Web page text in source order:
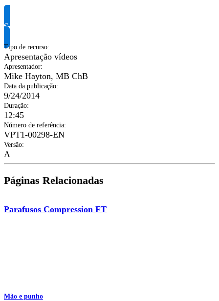
Solicite informação do produto
Tipo de recurso:
Apresentação vídeos
Apresentador:
Mike Hayton, MB ChB
Data da publicação:
9/24/2014
Duração:
12:45
Número de referência:
VPT1-00298-EN
Versão:
A
Páginas Relacionadas
Parafusos Compression FT
Mão e punho